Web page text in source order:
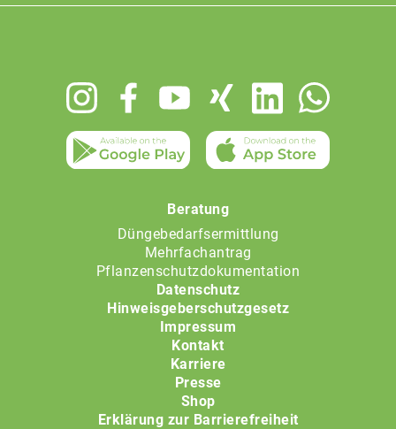
Beratung
Düngebedarfsermittlung
Mehrfachantrag
Pflanzenschutzdokumentation
Datenschutz
Hinweisgeberschutzgesetz
Impressum
Kontakt
Karriere
Presse
Shop
Erklärung zur Barrierefreiheit